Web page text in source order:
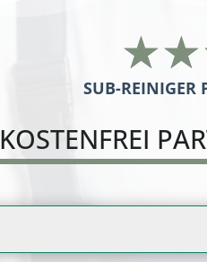
☆☆
SUB-REINIGER
KOSTENFREI